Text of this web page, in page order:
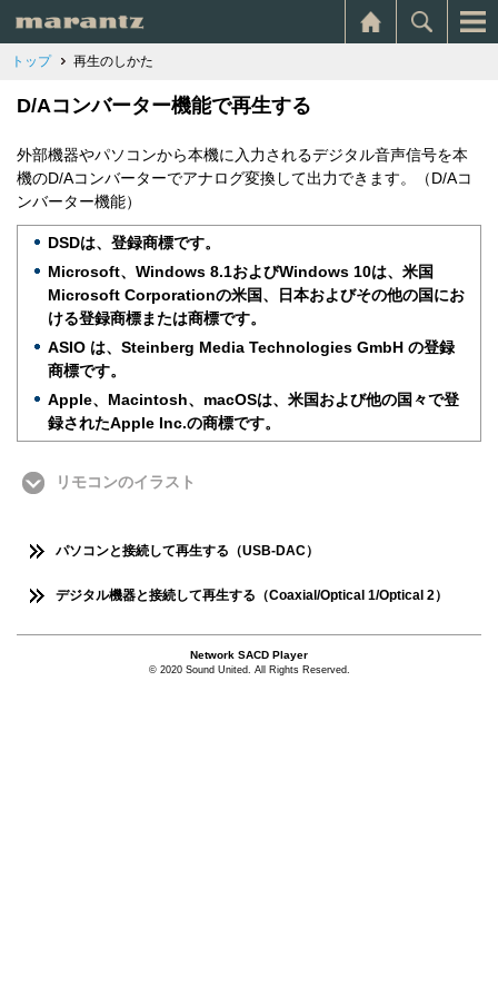
トップ 再生のしかた
D/Aコンバーター機能で再生する
外部機器やパソコンから本機に入力されるデジタル音声信号を本
機のD/Aコンバーターでアナログ変換して出力できます。（D/Aコ
ンバーター機能）
DSDは、登録商標です。
Microsoft、Windows 8.1およびWindows 10は、米国
Microsoft Corporationの米国、日本およびその他の国にお
ける登録商標または商標です。
ASIO は、Steinberg Media Technologies GmbH の登録
商標です。
Apple、Macintosh、macOSは、米国および他の国々で登
録されたApple Inc.の商標です。
リモコンのイラスト
パソコンと接続して再生する（USB-DAC）
デジタル機器と接続して再生する（Coaxial/Optical 1/Optical 2）
Network SACD Player
© 2020 Sound United. All Rights Reserved.